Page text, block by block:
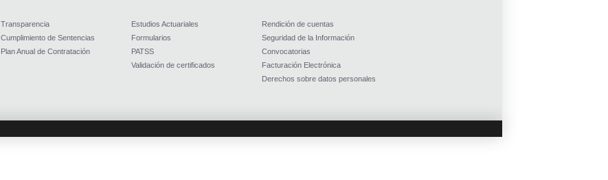
Transparencia
Cumplimiento de Sentencias
Plan Anual de Contratación
Estudios Actuariales
Formularios
PATSS
Validación de certificados
Rendición de cuentas
Seguridad de la Información
Convocatorias
Facturación Electrónica
Derechos sobre datos personales